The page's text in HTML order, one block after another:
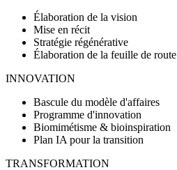
Élaboration de la vision
Mise en récit
Stratégie régénérative
Élaboration de la feuille de route
INNOVATION
Bascule du modèle d'affaires
Programme d'innovation
Biomimétisme & bioinspiration
Plan IA pour la transition
TRANSFORMATION